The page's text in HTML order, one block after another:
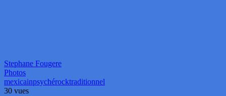
Stephane Fougere
Photos
mexicainpsychérocktraditionnel
30 vues